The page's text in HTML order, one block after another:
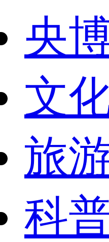
央
文
旅
科